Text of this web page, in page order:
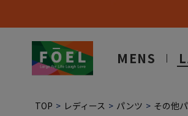
MENS
TOP レディース パンツ その他